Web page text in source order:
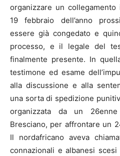
organizzare un
19 febbraio dell’anno
essere già congedato e
processo, e il legale del
finalmente presente. In
testimone ed esame
alla discussione e alla
una sorta di spedizione
organizzata da un
Bresciano, per affrontare un
Il nordafricano aveva
connazionali e albanesi